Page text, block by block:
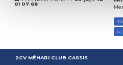
01 07 68
2CV MÉHARI CLUB CASSIS